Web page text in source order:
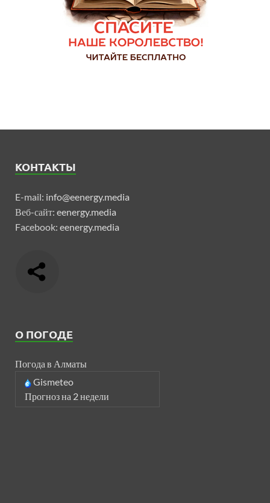
КОНТАКТЫ
E-mail: info@eenergy.media
Веб-сайт: eenergy.media
Facebook: eenergy.media
О ПОГОДЕ
Погода в Алматы
Gismeteo
Прогноз на 2 недели